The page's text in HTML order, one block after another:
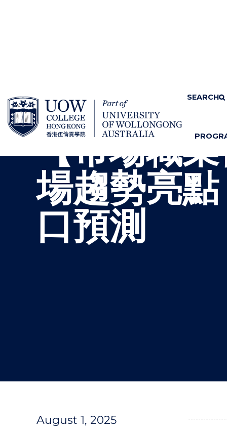
SEARCH
S
O
W
/
H
I
"
E
N
U
【市場職
場趨勢亮
口預測
August 1, 2025